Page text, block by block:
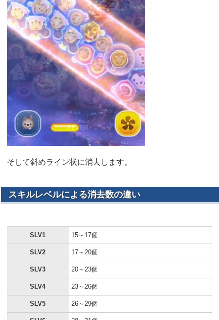
そして斜めライン状に消去します。
スキルレベルによる消去数の違い
SLV1 15～17個
SLV2 17～20個
SLV3 20～23個
SLV4 23～26個
SLV5 26～29個